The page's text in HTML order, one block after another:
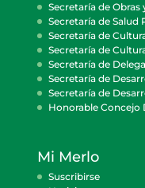
Secretaría de
Secretaría de Salud
Secretaría de
Secretaría de
Secretaría de
Secretaría de
Secretaría de
Honorable Concejo
Mi Merlo
Suscribirse